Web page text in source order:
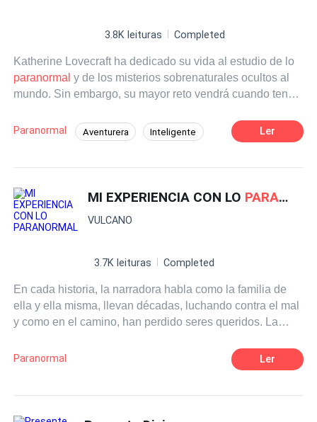
3.8K leituras Completed
Katherine Lovecraft ha dedicado su vida al estudio de lo
paranormal y de los misterios sobrenaturales ocultos al
mundo. Sin embargo, su mayor reto vendrá cuando tenga
líder de una poderosa logia satánica y su abusador.
Katherine se verá inmuscuida en una peligrosa trama con
Paranormal Aventurera Inteligente Ler
MI EXPERIENCIA CON LO PARANORMAL
VULCANO
3.7K leituras Completed
En cada historia, la narradora habla como la familia de
ella y ella misma, llevan décadas, luchando contra el mal
y como en el camino, han perdido seres queridos. La
como las personas, quienes no sabían nada al respecto,
las acusaciones falsas, en contra de Mary; pero en vano y
Paranormal Ler